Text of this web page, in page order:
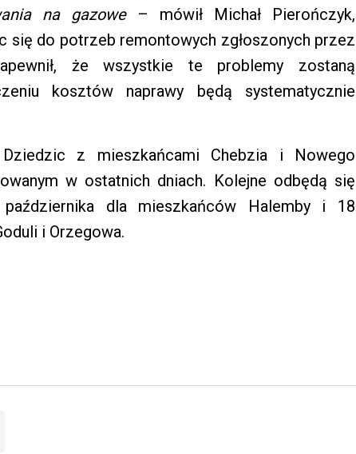
na gazowe– mówił Michał Pierończyk,
się do potrzeb remontowych zgłoszonych przez
że wszystkie te problemy zostaną
kosztów naprawy będą systematycznie
Dziedzic z mieszkańcami Chebzia i Nowego
w ostatnich dniach. Kolejne odbędą się
dla mieszkańców Halemby i 18
i Orzegowa.